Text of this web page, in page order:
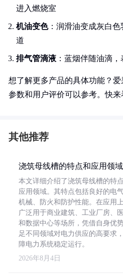
进入燃烧室
机油变色：润滑油变成灰白
道
排气管滴液 ：蓝烟伴随油滴
想了解更多产品的具体功能？
参数和用户评价可以参考。快来
其他推荐
浇筑母线槽的特点和应用领域
本文详细介绍了浇筑母线槽的特
应用领域。其特点包括良好的电气
机械、防火和防护性能。在应用上
广泛用于商业建筑、工业厂房、
和数据中心等场所，凭借自身优
足不同领域对电力供应的高要求
障电力系统稳定运行。
2026年8月4日